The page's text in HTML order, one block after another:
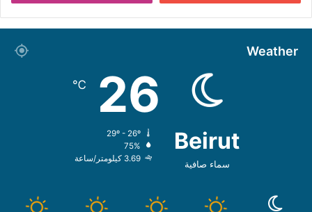
Weather
Beirut
سماء صافية
26
℃
75%
3.69 كيلومتر/ساعة